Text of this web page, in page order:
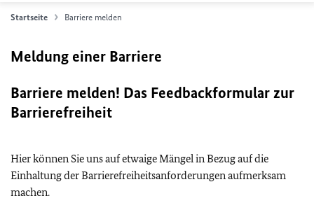
Startseite Barriere melden
Meldung einer Barriere
Barriere melden! Das Feedbackformular zur
Barrierefreiheit
Hier können Sie uns auf etwaige Mängel in Bezug auf die
Einhaltung der Barrierefreiheitsanforderungen aufmerksam
machen.